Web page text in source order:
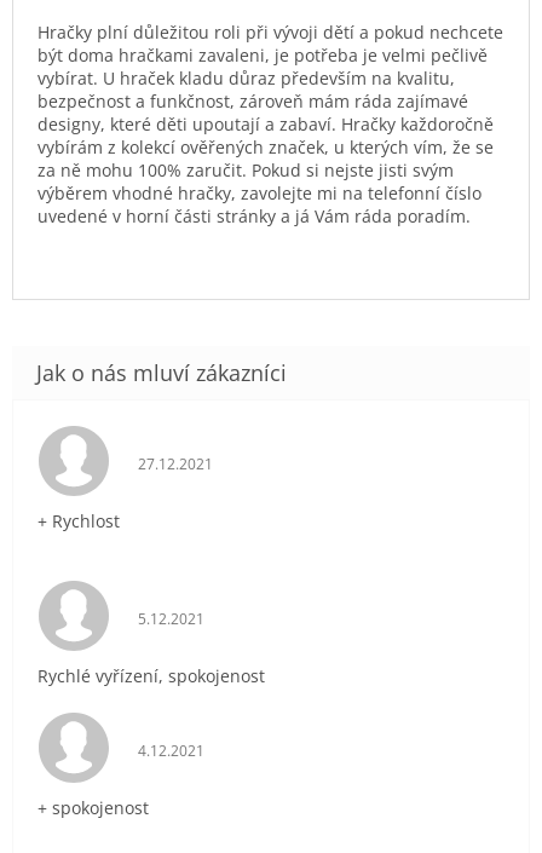
Hračky plní důležitou roli při vývoji dětí a pokud nechcete
být doma hračkami zavaleni, je potřeba je velmi pečlivě
vybírat. U hraček kladu důraz především na kvalitu,
bezpečnost a funkčnost, zároveň mám ráda zajímavé
designy, které děti upoutají a zabaví. Hračky každoročně
vybírám z kolekcí ověřených značek, u kterých vím, že se
za ně mohu 100% zaručit. Pokud si nejste jisti svým
výběrem vhodné hračky, zavolejte mi na telefonní číslo
uvedené v horní části stránky a já Vám ráda poradím.
Hodnocení obchodu je 5 z 5 hvězdiček.
27.12.2021
+ Rychlost
Hodnocení obchodu je 5 z 5 hvězdiček.
5.12.2021
Rychlé vyřízení, spokojenost
Hodnocení obchodu je 5 z 5 hvězdiček.
4.12.2021
+ spokojenost